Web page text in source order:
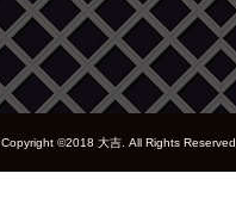
Copyright ©2018 大吉. All Rights Reserved.